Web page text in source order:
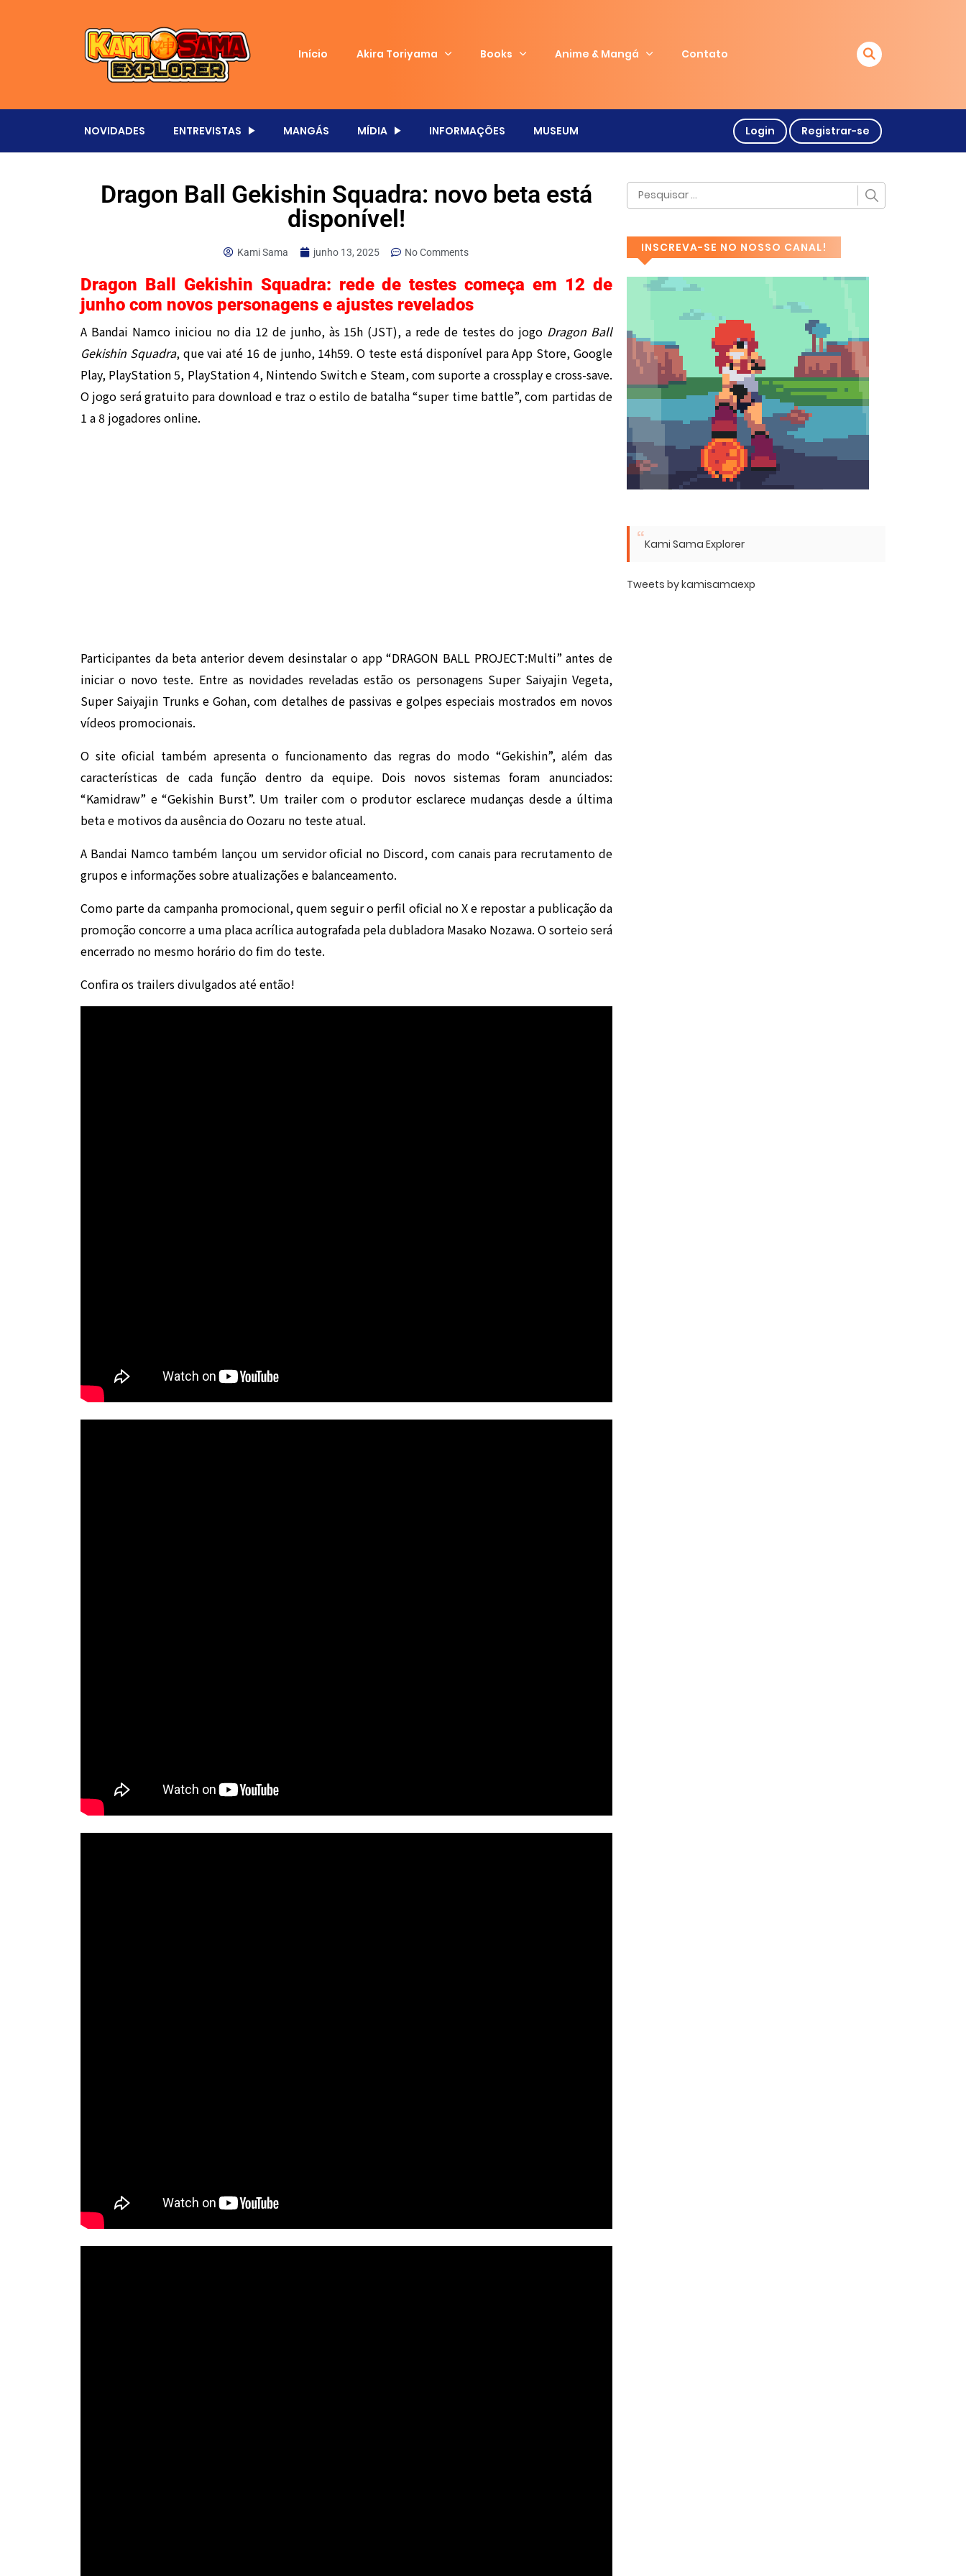
Início Akira Toriyama Books Anime & Mangá Contato
NOVIDADES ENTREVISTAS MANGÁS MÍDIA INFORMAÇÕES MUSEUM Login Registrar-se
Dragon Ball Gekishin Squadra: novo beta está
disponível!
Kami Sama junho 13, 2025 No Comments
Dragon Ball Gekishin Squadra: rede de testes começa em 12 de
junho com novos personagens e ajustes revelados
A Bandai Namco iniciou no dia 12 de junho, às 15h (JST), a rede de testes do jogo Dragon Ball
Gekishin Squadra, que vai até 16 de junho, 14h59. O teste está disponível para App Store, Google
Play, PlayStation 5, PlayStation 4, Nintendo Switch e Steam, com suporte a crossplay e cross-save.
O jogo será gratuito para download e traz o estilo de batalha “super time battle”, com partidas de
1 a 8 jogadores online.
Participantes da beta anterior devem desinstalar o app “DRAGON BALL PROJECT:Multi” antes de
iniciar o novo teste. Entre as novidades reveladas estão os personagens Super Saiyajin Vegeta,
Super Saiyajin Trunks e Gohan, com detalhes de passivas e golpes especiais mostrados em novos
vídeos promocionais.
O site oficial também apresenta o funcionamento das regras do modo “Gekishin”, além das
características de cada função dentro da equipe. Dois novos sistemas foram anunciados:
“Kamidraw” e “Gekishin Burst”. Um trailer com o produtor esclarece mudanças desde a última
beta e motivos da ausência do Oozaru no teste atual.
A Bandai Namco também lançou um servidor oficial no Discord, com canais para recrutamento de
grupos e informações sobre atualizações e balanceamento.
Como parte da campanha promocional, quem seguir o perfil oficial no X e repostar a publicação da
promoção concorre a uma placa acrílica autografada pela dubladora Masako Nozawa. O sorteio será
encerrado no mesmo horário do fim do teste.
Confira os trailers divulgados até então!
INSCREVA-SE NO NOSSO CANAL!
Kami Sama Explorer
Tweets by kamisamaexp